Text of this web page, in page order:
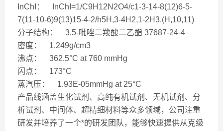
InChI： InChI=1/C9H12N2O4/c1-3-14-8(12)6-5-
7(11-10-6)9(13)15-4-2/h5H,3-4H2,1-2H3,(H,10,11)
分子结构： 3,5-吡唑二羧酸二乙酯 37687-24-4
密度： 1.249g/cm3
沸点： 362.5°C at 760 mmHg
闪点： 173°C
蒸汽压： 1.93E-05mmHg at 25°C
产品线涵盖生化试剂、高纯有机试剂、无机试剂、分
析试剂、中间体、超精细材料等众多领域，公司注重
研发并培养了一个*的研发团队，能够快速提供从克级